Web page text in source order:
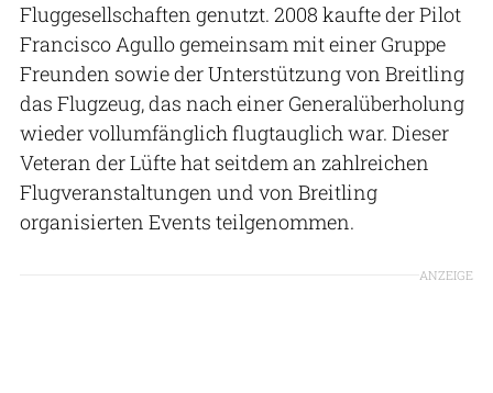
Fluggesellschaften genutzt. 2008 kaufte der Pilot
Francisco Agullo gemeinsam mit einer Gruppe
Freunden sowie der Unterstützung von Breitling
das Flugzeug, das nach einer Generalüberholung
wieder vollumfänglich flugtauglich war. Dieser
Veteran der Lüfte hat seitdem an zahlreichen
Flugveranstaltungen und von Breitling
organisierten Events teilgenommen.
ANZEIGE